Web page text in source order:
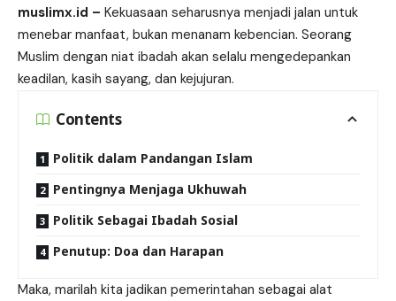
muslimx.id – Kekuasaan seharusnya menjadi jalan untuk
menebar manfaat, bukan menanam kebencian. Seorang
Muslim dengan niat ibadah akan selalu mengedepankan
keadilan, kasih sayang, dan kejujuran.
Contents
Politik dalam Pandangan Islam
Pentingnya Menjaga Ukhuwah
Politik Sebagai Ibadah Sosial
Penutup: Doa dan Harapan
Maka, marilah kita jadikan pemerintahan sebagai alat